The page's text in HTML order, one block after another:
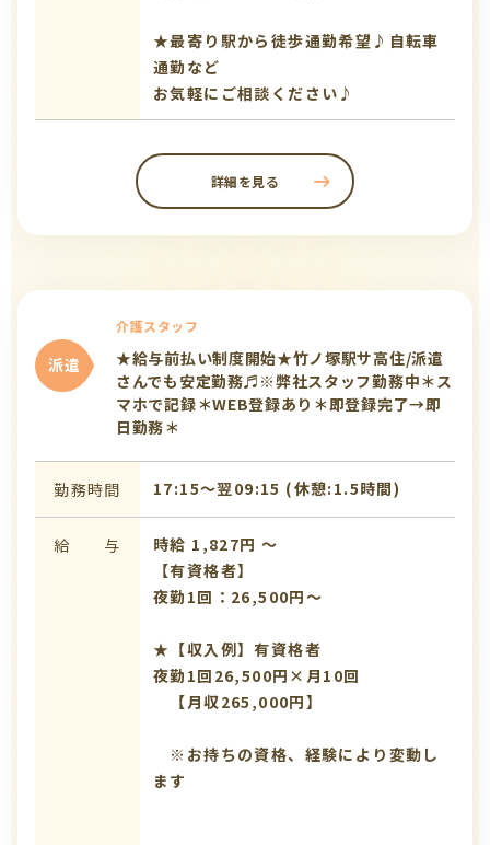
★最寄り駅から徒歩通勤希望♪自転車
通勤など
お気軽にご相談ください♪
詳細を見る
派遣
介護スタッフ
★給与前払い制度開始★竹ノ塚駅サ高住/派遣
さんでも安定勤務♬※弊社スタッフ勤務中＊ス
マホで記録＊WEB登録あり＊即登録完了→即
日勤務＊
勤務時間 17:15〜翌09:15 (休憩:1.5時間)
給 与
時給 1,827円 〜
【有資格者】
夜勤1回：26,500円～
★【収入例】有資格者
夜勤1回26,500円×月10回
【月収265,000円】
※お持ちの資格、経験により変動し
ます